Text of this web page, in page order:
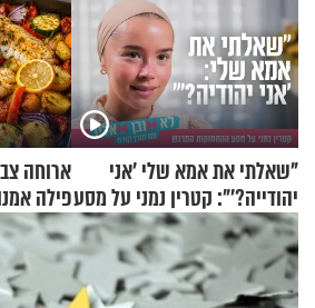
"שאלתי את אמא שלי 'אני
יהודייה?'": קטרין נמני על מסע
ההתחזקות המרגש
ארוחה
פילה